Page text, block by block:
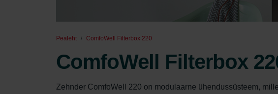
Pealeht ComfoWell Filterbox 220
ComfoWell Filterbox
Zehnder ComfoWell 220 on modulaarne ühendussüsteem,